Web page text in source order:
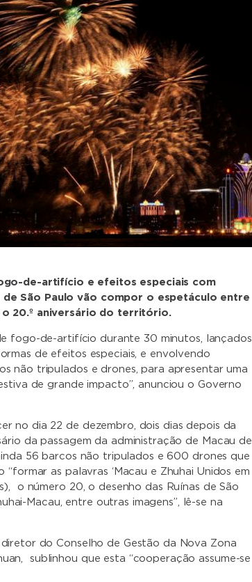
de-artifício e efeitos especiais com
de São Paulo vão compor o espetáculo entre
o 20.º aniversário do território.
fogo-de-artifício durante 30 minutos, lançados
de efeitos especiais, e envolvendo
não tripulados e drones, para apresentar uma
de grande impacto”, anunciou o Governo
no dia 22 de dezembro, dois dias depois da
da passagem da administração de Macau de
56 barcos não tripulados e 600 drones que
as palavras ‘Macau e Zhuhai Unidos em
o número 20, o desenho das Ruínas de São
Macau, entre outras imagens”, lê-se na
do Conselho de Gestão da Nova Zona
sublinhou que esta “cooperação assume-se